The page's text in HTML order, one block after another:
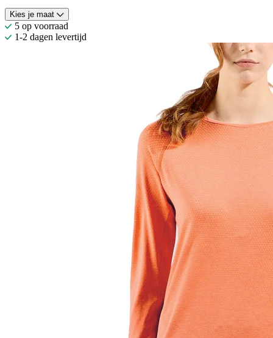
Kies je maat
5 op voorraad
1-2 dagen levertijd